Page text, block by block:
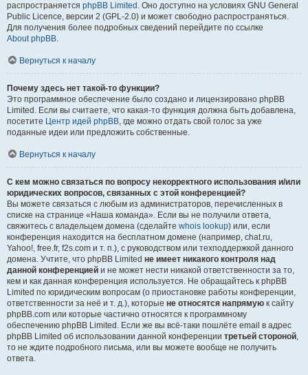
распространяется phpBB Limited . Оно доступно на условиях GNU General
Public Licence, версии 2 (GPL-2.0) и может свободно распространяться.
Для получения более подробных сведений перейдите по ссылке
About phpBB.
Вернуться к началу
Почему здесь нет такой-то функции?
Это программное обеспечение было создано и лицензировано phpBB
Limited. Если вы считаете, что какая-то функция должна быть добавлена,
посетите Центр идей phpBB, где можно отдать свой голос за уже
поданные идеи или предложить собственные.
Вернуться к началу
С кем можно связаться по вопросу некорректного использования и/или
юридических вопросов, связанных с этой конференцией?
Вы можете связаться с любым из администраторов, перечисленных в
списке на странице «Наша команда». Если вы не получили ответа,
свяжитесь с владельцем домена (сделайте whois lookup) или, если
конференция находится на бесплатном домене (например, chat.ru,
Yahoo!, free.fr, f2s.com и т. п.), с руководством или техподдержкой данного
домена. Учтите, что phpBB Limited не имеет никакого контроля над
данной конференцией и не может нести никакой ответственности за то,
кем и как данная конференция используется. Не обращайтесь к phpBB
Limited по юридическим вопросам (о приостановке работы конференции,
ответственности за неё и т. д.), которые не относятся напрямую к сайту
phpBB.com или которые частично относятся к программному
обеспечению phpBB Limited. Если же вы всё-таки пошлёте email в адрес
phpBB Limited об использовании данной конференции третьей стороной,
то не ждите подробного письма, или вы можете вообще не получить
ответа.